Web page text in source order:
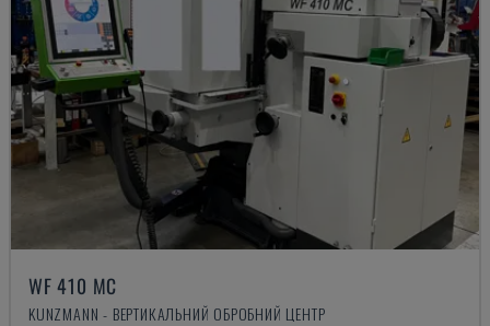
WF 410 MC
KUNZMANN - ВЕРТИКАЛЬНИЙ ОБРОБНИЙ ЦЕНТР